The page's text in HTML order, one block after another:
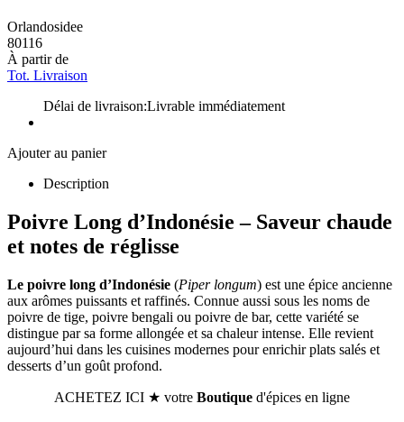
Orlandosidee
80116
À partir de
Tot. Livraison
Délai de livraison:Livrable immédiatement
Ajouter au panier
Description
Poivre Long d’Indonésie – Saveur chaude
et notes de réglisse
Le poivre long d’Indonésie (Piper longum) est une épice ancienne
aux arômes puissants et raffinés. Connue aussi sous les noms de
poivre de tige, poivre bengali ou poivre de bar, cette variété se
distingue par sa forme allongée et sa chaleur intense. Elle revient
aujourd’hui dans les cuisines modernes pour enrichir plats salés et
desserts d’un goût profond.
ACHETEZ ICI ★ votre Boutique d'épices en ligne